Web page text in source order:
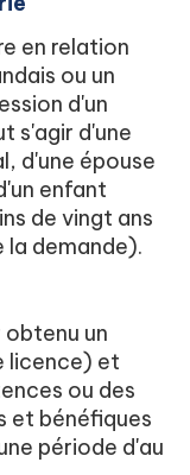
en relation
ou un
d'un
s'agir d'une
d'une épouse
enfant
de vingt ans
demande).
un
licence) et
ou des
et bénéfiques
période d'au